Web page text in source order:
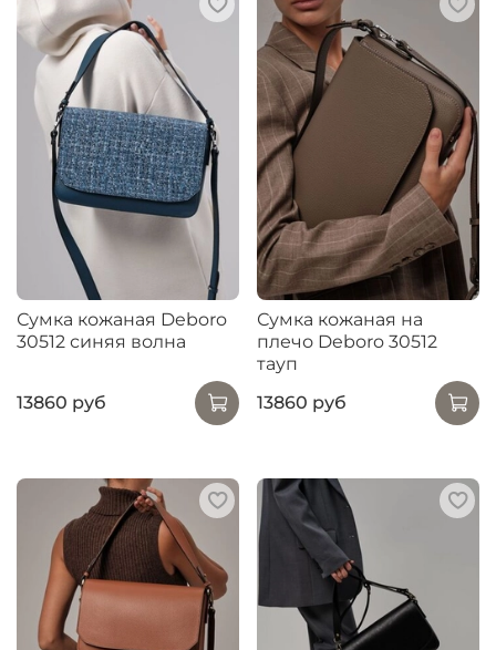
Сумка кожаная Deboro
30512 синяя волна
13860 руб
Сумка кожаная на
плечо Deboro 30512
тауп
13860 руб